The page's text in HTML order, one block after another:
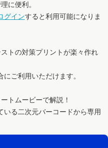
に便利。
グインすると利用可能になりま
トの対策プリントが楽々作れ
ご利用いただけます。
トムービーで解説！
る二次元バーコードから専用